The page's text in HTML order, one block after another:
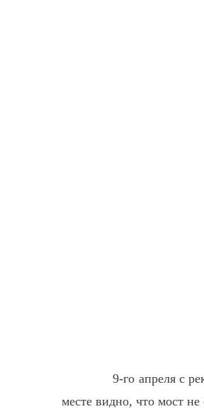
9-го апреля с
месте видно, что мост не